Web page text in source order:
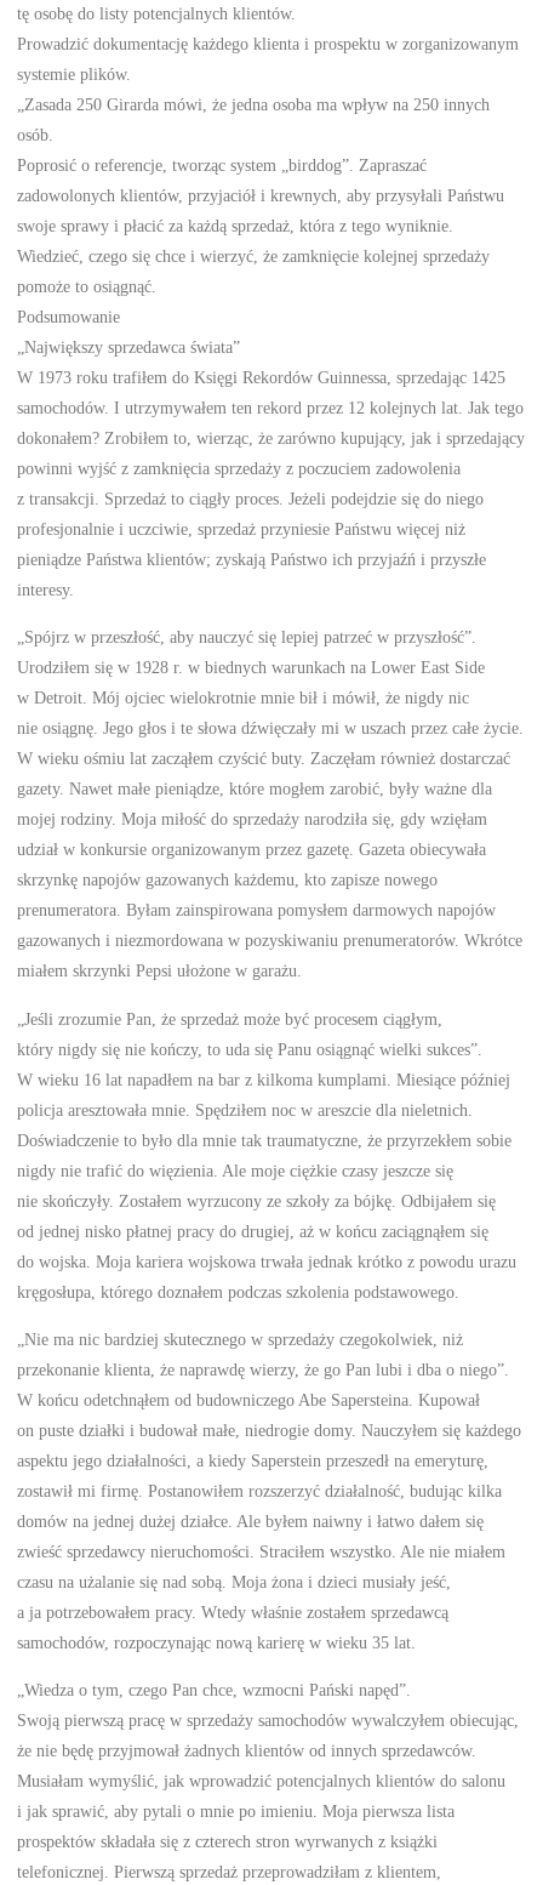
tę osobę do listy potencjalnych klientów.
Prowadzić dokumentację każdego klienta i prospektu w zorganizowanym
systemie plików.
„Zasada 250 Girarda mówi, że jedna osoba ma wpływ na 250 innych
osób.
Poprosić o referencje, tworząc system „birddog”. Zapraszać
zadowolonych klientów, przyjaciół i krewnych, aby przysyłali Państwu
swoje sprawy i płacić za każdą sprzedaż, która z tego wyniknie.
Wiedzieć, czego się chce i wierzyć, że zamknięcie kolejnej sprzedaży
pomoże to osiągnąć.
Podsumowanie
„Największy sprzedawca świata”
W 1973 roku trafiłem do Księgi Rekordów Guinnessa, sprzedając 1425
samochodów. I utrzymywałem ten rekord przez 12 kolejnych lat. Jak tego
dokonałem? Zrobiłem to, wierząc, że zarówno kupujący, jak i sprzedający
powinni wyjść z zamknięcia sprzedaży z poczuciem zadowolenia
z transakcji. Sprzedaż to ciągły proces. Jeżeli podejdzie się do niego
profesjonalnie i uczciwie, sprzedaż przyniesie Państwu więcej niż
pieniądze Państwa klientów; zyskają Państwo ich przyjaźń i przyszłe
interesy.
„Spójrz w przeszłość, aby nauczyć się lepiej patrzeć w przyszłość”.
Urodziłem się w 1928 r. w biednych warunkach na Lower East Side
w Detroit. Mój ojciec wielokrotnie mnie bił i mówił, że nigdy nic
nie osiągnę. Jego głos i te słowa dźwięczały mi w uszach przez całe życie.
W wieku ośmiu lat zacząłem czyścić buty. Zaczęłam również dostarczać
gazety. Nawet małe pieniądze, które mogłem zarobić, były ważne dla
mojej rodziny. Moja miłość do sprzedaży narodziła się, gdy wzięłam
udział w konkursie organizowanym przez gazetę. Gazeta obiecywała
skrzynkę napojów gazowanych każdemu, kto zapisze nowego
prenumeratora. Byłam zainspirowana pomysłem darmowych napojów
gazowanych i niezmordowana w pozyskiwaniu prenumeratorów. Wkrótce
miałem skrzynki Pepsi ułożone w garażu.
„Jeśli zrozumie Pan, że sprzedaż może być procesem ciągłym,
który nigdy się nie kończy, to uda się Panu osiągnąć wielki sukces”.
W wieku 16 lat napadłem na bar z kilkoma kumplami. Miesiące później
policja aresztowała mnie. Spędziłem noc w areszcie dla nieletnich.
Doświadczenie to było dla mnie tak traumatyczne, że przyrzekłem sobie
nigdy nie trafić do więzienia. Ale moje ciężkie czasy jeszcze się
nie skończyły. Zostałem wyrzucony ze szkoły za bójkę. Odbijałem się
od jednej nisko płatnej pracy do drugiej, aż w końcu zaciągnąłem się
do wojska. Moja kariera wojskowa trwała jednak krótko z powodu urazu
kręgosłupa, którego doznałem podczas szkolenia podstawowego.
„Nie ma nic bardziej skutecznego w sprzedaży czegokolwiek, niż
przekonanie klienta, że naprawdę wierzy, że go Pan lubi i dba o niego”.
W końcu odetchnąłem od budowniczego Abe Sapersteina. Kupował
on puste działki i budował małe, niedrogie domy. Nauczyłem się każdego
aspektu jego działalności, a kiedy Saperstein przeszedł na emeryturę,
zostawił mi firmę. Postanowiłem rozszerzyć działalność, budując kilka
domów na jednej dużej działce. Ale byłem naiwny i łatwo dałem się
zwieść sprzedawcy nieruchomości. Straciłem wszystko. Ale nie miałem
czasu na użalanie się nad sobą. Moja żona i dzieci musiały jeść,
a ja potrzebowałem pracy. Wtedy właśnie zostałem sprzedawcą
samochodów, rozpoczynając nową karierę w wieku 35 lat.
„Wiedza o tym, czego Pan chce, wzmocni Pański napęd”.
Swoją pierwszą pracę w sprzedaży samochodów wywalczyłem obiecując,
że nie będę przyjmował żadnych klientów od innych sprzedawców.
Musiałam wymyślić, jak wprowadzić potencjalnych klientów do salonu
i jak sprawić, aby pytali o mnie po imieniu. Moja pierwsza lista
prospektów składała się z czterech stron wyrwanych z książki
telefonicznej. Pierwszą sprzedaż przeprowadziłam z klientem,